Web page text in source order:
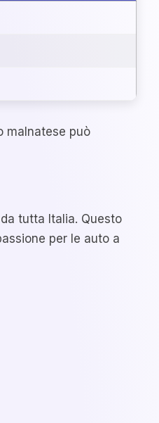
malnatese può
tutta Italia. Questo
per le auto a